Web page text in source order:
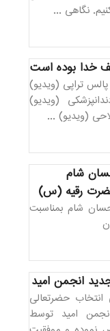
نگاهی ...
خدا بوده است
تراپی (ویدیو)
(ویدیو)
(ویدیو) ...
شام
رقیه (س)
شام بمناسبت
انجمن امید
انتخاب حضرتعالی
امید توسط